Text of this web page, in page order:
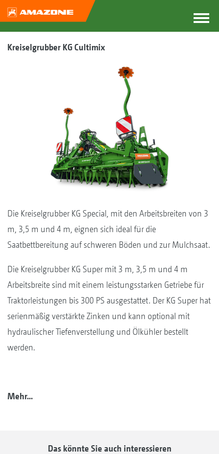
Kreiselgrubber KG Cultimix
Die Kreiselgrubber KG Special, mit den Arbeitsbreiten von 3
m, 3,5 m und 4 m, eignen sich ideal für die
Saatbettbereitung auf schweren Böden und zur Mulchsaat.
Die Kreiselgrubber KG Super mit 3 m, 3,5 m und 4 m
Arbeitsbreite sind mit einem leistungsstarken Getriebe für
Traktorleistungen bis 300 PS ausgestattet. Der KG Super hat
serienmäßig verstärkte Zinken und kann optional mit
hydraulischer Tiefenverstellung und Ölkühler bestellt
werden.
Mehr...
Das könnte Sie auch interessieren